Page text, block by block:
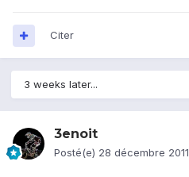
Citer
3 weeks later...
3enoit
Posté(e) 28 décembre 2011